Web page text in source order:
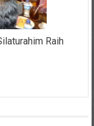
Raih